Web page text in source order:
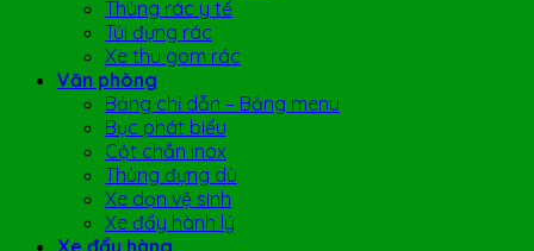
Thùng rác y tế
Túi đựng rác
Xe thu gom rác
Văn phòng
Bảng chỉ dẫn – Bảng menu
Bục phát biểu
Cột chắn inox
Thùng đựng dù
Xe dọn vệ sinh
Xe đẩy hành lý
Xe đẩy hàng